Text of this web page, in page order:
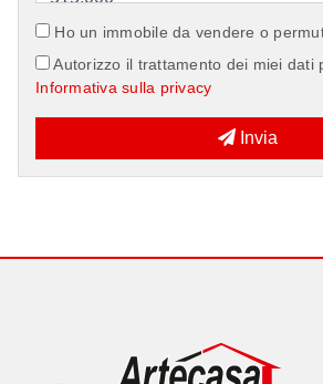
Ho un immobile da vendere o
Autorizzo il trattamento dei miei dati
Informativa sulla privacy
Invia